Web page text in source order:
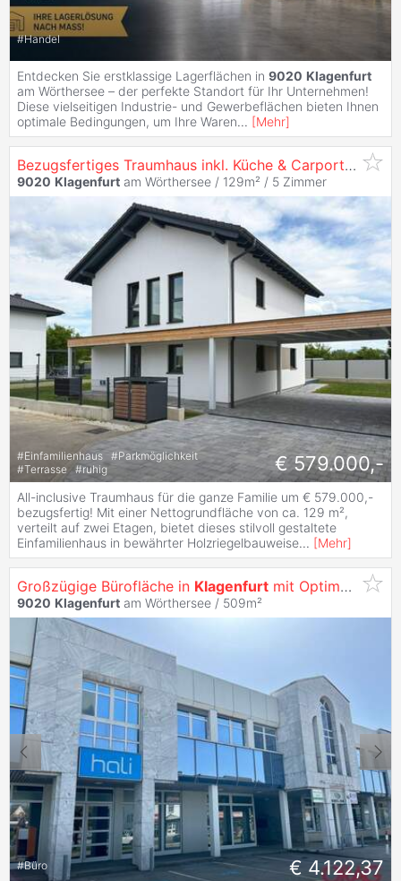
#Handel
Entdecken Sie erstklassige Lagerflächen in 9020 Klagenfurt
am Wörthersee – der perfekte Standort für Ihr Unternehmen!
Diese vielseitigen Industrie- und Gewerbeflächen bieten Ihnen
optimale Bedingungen, um Ihre Waren... [Mehr]
Bezugsfertiges Traumhaus inkl. Küche & Carport - Sommeraktion! I Vorstadtleben
9020 Klagenfurt am Wörthersee / 129m² / 5 Zimmer
#Einfamilienhaus #Parkmöglichkeit
#Terrasse #ruhig € 579.000,-
All-inclusive Traumhaus für die ganze Familie um € 579.000,-
bezugsfertig! Mit einer Nettogrundfläche von ca. 129 m²,
verteilt auf zwei Etagen, bietet dieses stilvoll gestaltete
Einfamilienhaus in bewährter Holzriegelbauweise... [Mehr]
Großzügige Bürofläche in Klagenfurt mit Optimaler Werbewirksamkeit -
9020 Klagenfurt am Wörthersee / 509m²
#Büro € 4.122,37